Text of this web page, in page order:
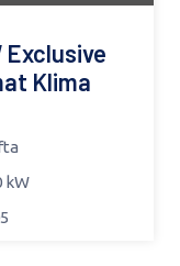
Exclusive
Klima
kW